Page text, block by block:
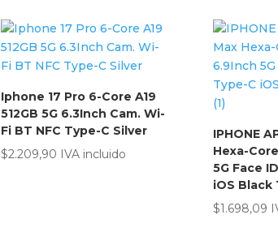
Iphone 17 Pro 6-Core A19
512GB 5G 6.3Inch Cam. Wi-
Fi BT NFC Type-C Silver
$2.209,90 IVA incluido
IPHONE
Hexa-
5G Face
iOS Black
$1.698,09